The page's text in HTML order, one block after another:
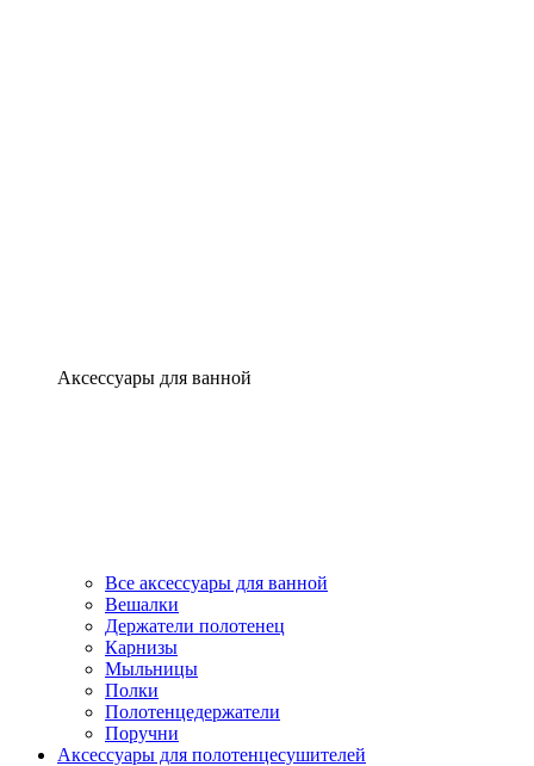
Аксессуары для ванной
Все аксессуары для ванной
Вешалки
Держатели полотенец
Карнизы
Мыльницы
Полки
Полотенцедержатели
Поручни
Аксессуары для полотенцесушителей